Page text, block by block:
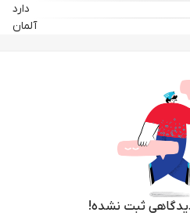
دارد
آلمان
ثبت نشده!